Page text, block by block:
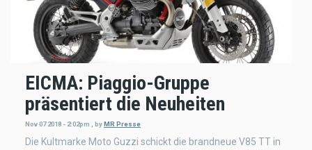
EICMA: Piaggio-Gruppe
präsentiert die Neuheiten
Nov 07 2018 - 2:02pm , byMR Presse
Die Kultmarke Moto Guzzi schickt die brandneue V85 TT in